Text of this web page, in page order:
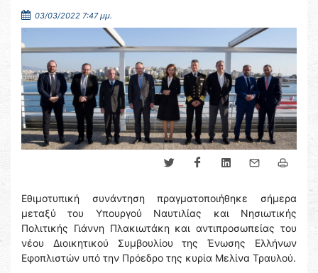
03/03/2022 7:47 μμ.
Εθιμοτυπική συνάντηση πραγματοποιήθηκε σήμερα
μεταξύ του Υπουργού Ναυτιλίας και Νησιωτικής
Πολιτικής Γιάννη Πλακιωτάκη και αντιπροσωπείας του
νέου Διοικητικού Συμβουλίου της Ένωσης Ελλήνων
Εφοπλιστών υπό την Πρόεδρο της κυρία Μελίνα Τραυλού.